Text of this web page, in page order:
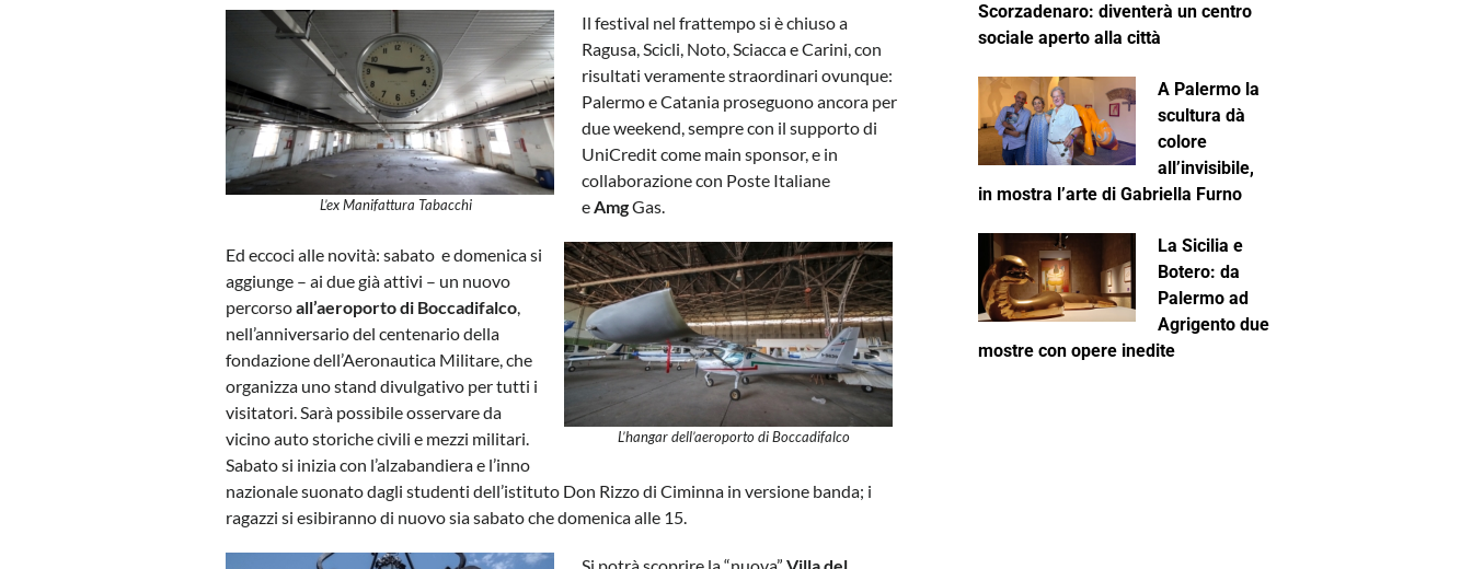
L’ex Manifattura Tabacchi
Il festival nel frattempo si è chiuso a
Ragusa, Scicli, Noto, Sciacca e Carini, con
risultati veramente straordinari ovunque:
Palermo e Catania proseguono ancora per
due weekend, sempre con il supporto di
UniCreditcome main sponsor, e in
collaborazione con Poste Italiane
e AmgGas
L’hangar dell’aeroporto di Boccadifalco
Ed eccoci alle novità: sabato e domenica si
aggiunge – ai due già attivi – un nuovo
percorsoall’aeroporto di Boccadifalco
nell’anniversario del centenario della
fondazione dell’Aeronautica Militare, che
organizza uno stand divulgativo per tutti i
visitatori. Sarà possibile osservare da
vicino auto storiche civili e mezzi militari.
Sabato si inizia con l’alzabandiera e l’inno
nazionale suonato dagli studenti dell’istituto Don Rizzo di Ciminna in versione banda; i
ragazzi si esibiranno di nuovo sia sabato che domenica alle 15.
Scorzadenaro: diventerà un centro
sociale aperto alla città
A Palermo la
scultura dà
colore
all’invisibile,
in mostra l’arte di Gabriella Furno
La Sicilia e
Botero: da
Palermo ad
Agrigento due
mostre con opere inedite